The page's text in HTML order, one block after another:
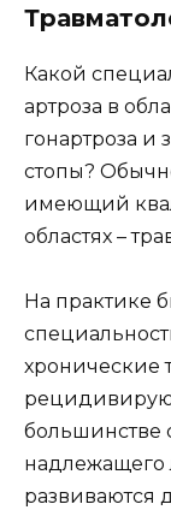
Какой
артроза в
гонартроза и
стопы?
имеющий
областях –
На практике
хронические
большинстве
надлежащего
развиваются